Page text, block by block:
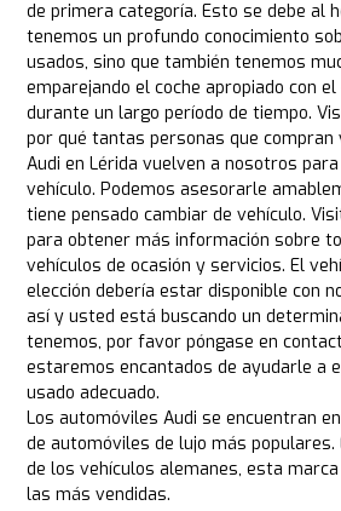
de primera categoría. Esto se debe al
tenemos un profundo conocimiento
usados, sino que también tenemos
emparejando el coche apropiado con
durante un largo período de tiempo.
por qué tantas personas que compran
Audi en Lérida vuelven a nosotros
vehículo. Podemos asesorarle
tiene pensado cambiar de vehículo.
para obtener más información sobre
vehículos de ocasión y servicios. El
elección debería estar disponible con
así y usted está buscando un
tenemos, por favor póngase en
estaremos encantados de ayudarle a
usado adecuado.
Los automóviles Audi se encuentran
de automóviles de lujo más
de los vehículos alemanes, esta
las más vendidas.